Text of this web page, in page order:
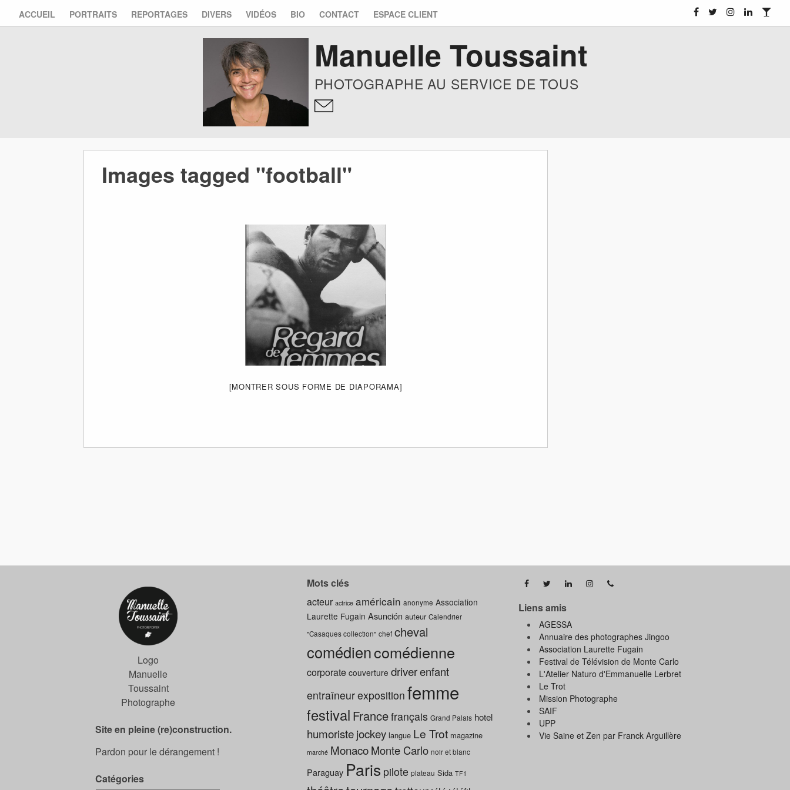
ACCUEIL PORTRAITS REPORTAGES DIVERS VIDÉOS BIO CONTACT ESPACE CLIENT
Manuelle Toussaint
PHOTOGRAPHE AU SERVICE DE TOUS
Images tagged "football"
[MONTRER SOUS FORME DE DIAPORAMA]
Logo
Manuelle
Toussaint
Photographe
Site en pleine (re)construction.
Pardon pour le dérangement !
Catégories
Mots clés
acteur actrice américain anonyme Association
Laurette Fugain Asunción auteur Calendrier
"Casaques collection" chef cheval
comédiencomédienne
corporate couverture driverenfant
entraîneurexposition femme
festival Francefrançais Grand Palais hotel
humoristejockey langue Le Trot magazine
marché MonacoMonte Carlo noir et blanc
Paraguay Paris pilote plateau Sida TF1
Liens amis
AGESSA
Annuaire des photographes Jingoo
Association Laurette Fugain
Festival de Télévision de Monte Carlo
L'Atelier Naturo d'Emmanuelle Lerbret
Le Trot
Mission Photographe
SAIF
UPP
Vie Saine et Zen par Franck Arguillère